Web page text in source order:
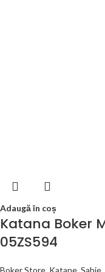
Adaugă în coș
Katana Boker
05ZS594